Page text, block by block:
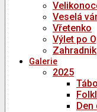
Veselá
Vřetenko
Výlet po
Zahradnik
Galerie
2025
Den